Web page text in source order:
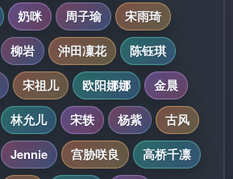
奶咪 周子瑜
宋雨琦
柳岩 沖田凜花
陈钰琪
宋祖儿 欧阳娜娜
金晨
林允儿 宋轶 杨紫
古风
Jennie 宫胁咲良
高桥千凛